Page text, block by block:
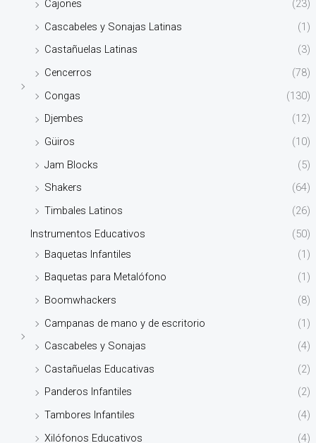
Cajones
(23)
Cascabeles y Sonajas Latinas
(1)
Castañuelas Latinas
(3)
Cencerros
(78)
Congas
(130)
Djembes
(12)
Güiros
(10)
Jam Blocks
(5)
Shakers
(64)
Timbales Latinos
(26)
Instrumentos Educativos
(50)
Baquetas Infantiles
(1)
Baquetas para Metalófono
(1)
Boomwhackers
(8)
Campanas de mano y de escritorio
(1)
Cascabeles y Sonajas
(4)
Castañuelas Educativas
(2)
Panderos Infantiles
(2)
Tambores Infantiles
(4)
Xilófonos Educativos
(4)